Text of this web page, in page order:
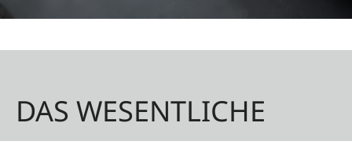
DAS WESENTLICHE